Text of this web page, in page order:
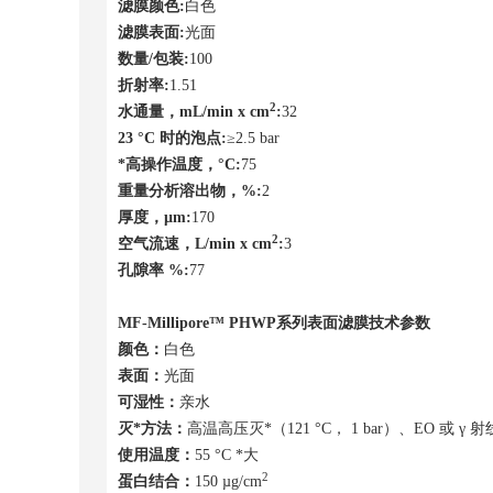
滤膜颜色:白色
滤膜表面:光面
数量/包装:100
折射率:1.51
水通量， mL/min x cm2:32
23 °C 时的泡点:≥2.5 bar
*高操作温度， °C:75
重量分析溶出物， %:2
厚度， µm:170
空气流速， L/min x cm2:3
孔隙率 %:77
MF-Millipore™ PHWP系列 表面滤膜技术参数
颜色： 白色
表面： 光面
可湿性： 亲水
灭*方法： 高温高压灭*（121 °C， 1 bar）、EO 或 γ 射
使用温度： 55 °C *大
蛋白结合： 150 µg/cm2